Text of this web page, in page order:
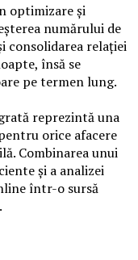
optimizare și
numărului de
consolidarea relației
însă se
pe termen lung.
reprezintă una
orice afacere
Combinarea unui
și a analizei
într-o sursă